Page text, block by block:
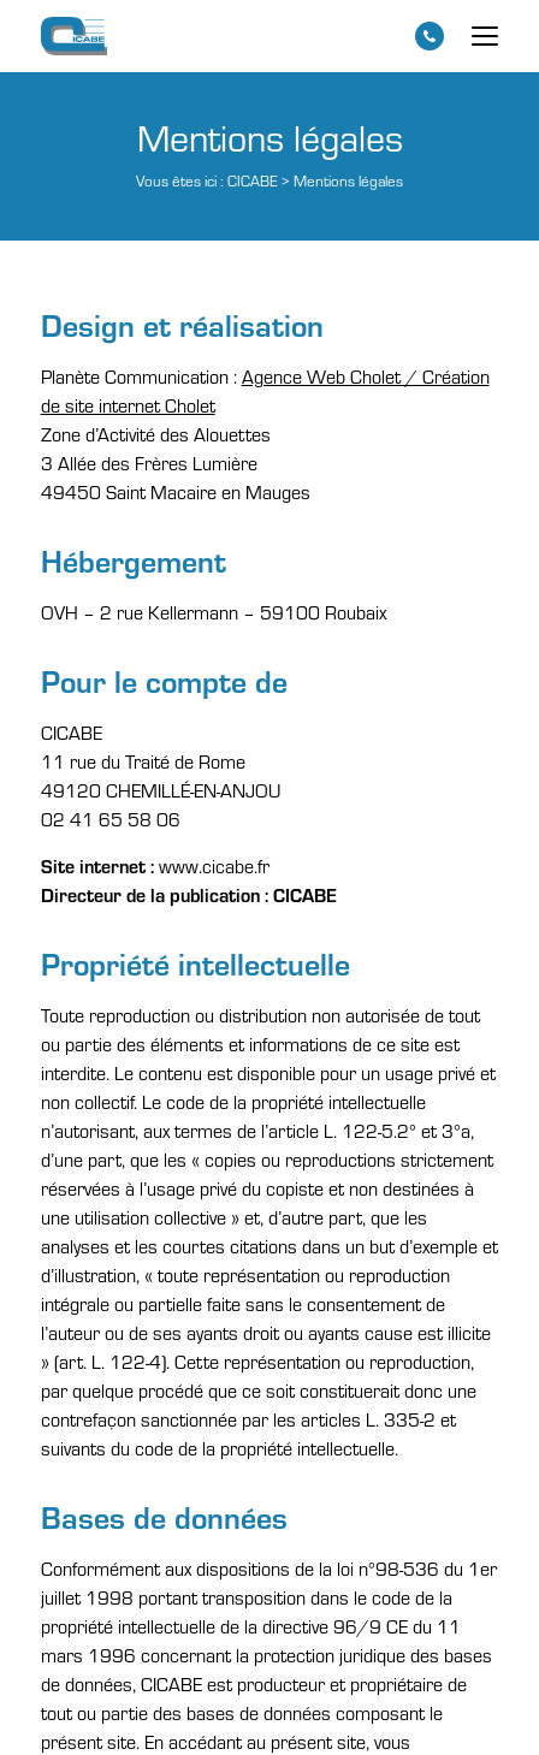
Mentions légales
Vous êtes ici : CICABE> Mentions légales
Design et réalisation
Planète Communication : Agence Web Cholet / Création
de site internet Cholet
Zone d’Activité des Alouettes
3 Allée des Frères Lumière
49450 Saint Macaire en Mauges
Hébergement
OVH – 2 rue Kellermann – 59100 Roubaix
Pour le compte de
CICABE
11 rue du Traité de Rome
49120 CHEMILLÉ-EN-ANJOU
02 41 65 58 06
Site internet :www.cicabe.fr
Directeur de la publication : CICABE
Propriété intellectuelle
Toute reproduction ou distribution non autorisée de tout
ou partie des éléments et informations de ce site est
interdite. Le contenu est disponible pour un usage privé et
non collectif. Le code de la propriété intellectuelle
n’autorisant, aux termes de l’article L. 122-5.2° et 3°a,
d’une part, que les « copies ou reproductions strictement
réservées à l’usage privé du copiste et non destinées à
une utilisation collective » et, d’autre part, que les
analyses et les courtes citations dans un but d’exemple et
d’illustration, « toute représentation ou reproduction
intégrale ou partielle faite sans le consentement de
l’auteur ou de ses ayants droit ou ayants cause est illicite
» (art. L. 122-4). Cette représentation ou reproduction,
par quelque procédé que ce soit constituerait donc une
contrefaçon sanctionnée par les articles L. 335-2 et
suivants du code de la propriété intellectuelle.
Bases de données
Conformément aux dispositions de la loi n°98-536 du 1er
juillet 1998 portant transposition dans le code de la
propriété intellectuelle de la directive 96/9 CE du 11
mars 1996 concernant la protection juridique des bases
de données, CICABE est producteur et propriétaire de
tout ou partie des bases de données composant le
présent site. En accédant au présent site, vous